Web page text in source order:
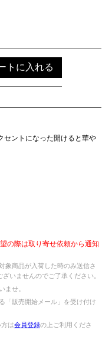
トに入れる
セントになった開けると華や
の際は取り寄せ依頼から通知
象商品が入荷した時のみ送信さ
いませんのでご了承ください。
ませ。
「販売開始メール」を受け付け
は会員登録の上ご利用くださ